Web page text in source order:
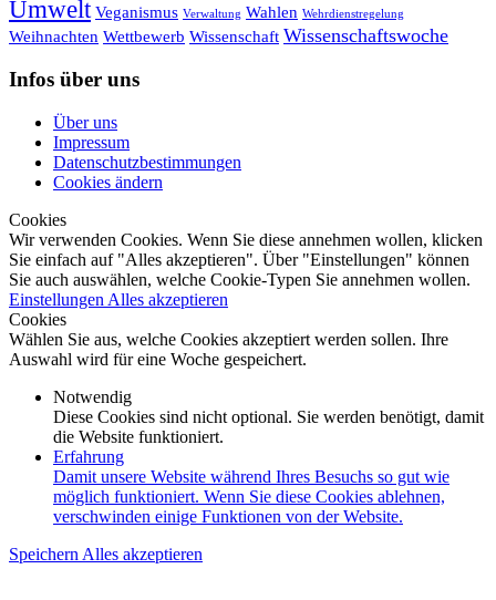
Umwelt Veganismus Verwaltung Wahlen Wehrdienstregelung
Weihnachten Wettbewerb Wissenschaft Wissenschaftswoche
Infos über uns
Über uns
Impressum
Datenschutzbestimmungen
Cookies ändern
Cookies
Wir verwenden Cookies. Wenn Sie diese annehmen wollen, klicken
Sie einfach auf "Alles akzeptieren". Über "Einstellungen" können
Sie auch auswählen, welche Cookie-Typen Sie annehmen wollen.
Einstellungen Alles akzeptieren
Cookies
Wählen Sie aus, welche Cookies akzeptiert werden sollen. Ihre
Auswahl wird für eine Woche gespeichert.
Notwendig
Diese Cookies sind nicht optional. Sie werden benötigt, damit
die Website funktioniert.
Erfahrung
Damit unsere Website während Ihres Besuchs so gut wie
möglich funktioniert. Wenn Sie diese Cookies ablehnen,
verschwinden einige Funktionen von der Website.
Speichern Alles akzeptieren